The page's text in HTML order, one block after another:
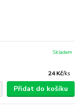
24 Kč/ks
Skladem
Přidat do košíku